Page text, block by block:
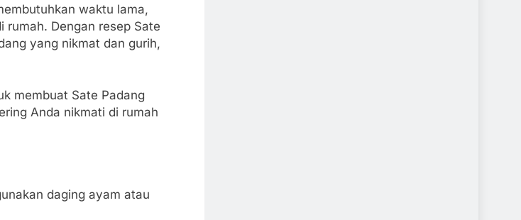
waktu lama,
Dengan resep Sate
yang nikmat dan gurih,
membuat Sate Padang
Anda nikmati di rumah
daging ayam atau